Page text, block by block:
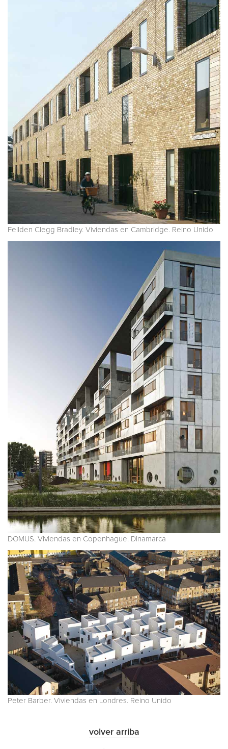
Feilden Clegg Bradley. Viviendas en Cambridge. Reino Unido
DOMUS. Viviendas en Copenhague. Dinamarca
Peter Barber. Viviendas en Londres. Reino Unido
volver arriba